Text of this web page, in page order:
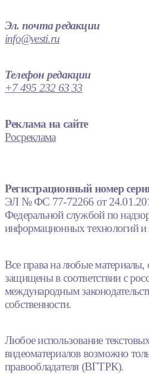
Эл. почта редакции
info@vesti.ru
Телефон редакции
+7 495 232 63 33
Реклама на сайте
Росреклама
Регистрационный номер
ЭЛ № ФС 77-72266 от
Федеральной службой по
информационных технологий
Все права на любые материалы,
защищены в соответствии с
международным
собственности.
Любое использование
видеоматериалов возможно
правообладателя (ВГТРК).